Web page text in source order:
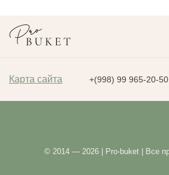
Карта сайта +(998) 99 965-20-50
© 2014 — 2026 | Pro-buket | Все